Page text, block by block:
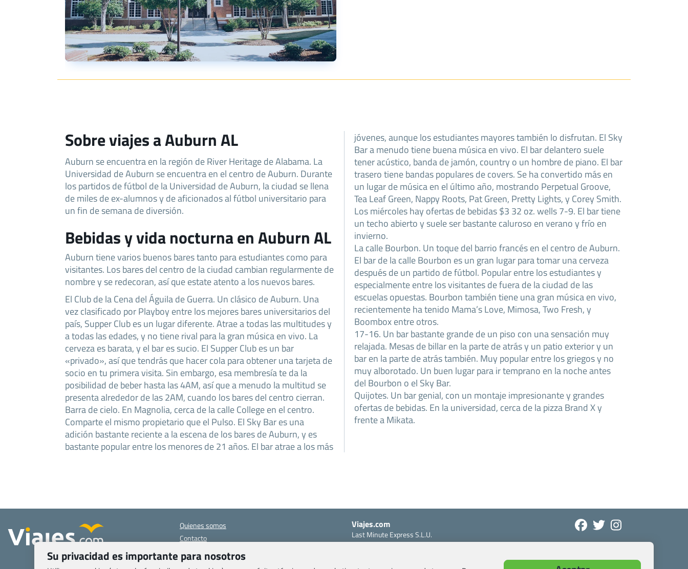
Sobre viajes a Auburn AL
Auburn se encuentra en la región de River Heritage de Alabama. La
Universidad de Auburn se encuentra en el centro de Auburn. Durante
los partidos de fútbol de la Universidad de Auburn, la ciudad se llena
de miles de ex-alumnos y de aficionados al fútbol universitario para
un fin de semana de diversión.
Bebidas y vida nocturna en Auburn AL
Auburn tiene varios buenos bares tanto para estudiantes como para
visitantes. Los bares del centro de la ciudad cambian regularmente de
nombre y se redecoran, así que estate atento a los nuevos bares.
El Club de la Cena del Águila de Guerra. Un clásico de Auburn. Una
vez clasificado por Playboy entre los mejores bares universitarios del
país, Supper Club es un lugar diferente. Atrae a todas las multitudes y
a todas las edades, y no tiene rival para la gran música en vivo. La
cerveza es barata, y el bar es sucio. El Supper Club es un bar
«privado», así que tendrás que hacer cola para obtener una tarjeta de
socio en tu primera visita. Sin embargo, esa membresía te da la
posibilidad de beber hasta las 4AM, así que a menudo la multitud se
presenta alrededor de las 2AM, cuando los bares del centro cierran.
Barra de cielo. En Magnolia, cerca de la calle College en el centro.
Comparte el mismo propietario que el Pulso. El Sky Bar es una
adición bastante reciente a la escena de los bares de Auburn, y es
bastante popular entre los menores de 21 años. El bar atrae a los más
jóvenes, aunque los estudiantes mayores también lo disfrutan. El Sky
Bar a menudo tiene buena música en vivo. El bar delantero suele
tener acústico, banda de jamón, country o un hombre de piano. El bar
trasero tiene bandas populares de covers. Se ha convertido más en
un lugar de música en el último año, mostrando Perpetual Groove,
Tea Leaf Green, Nappy Roots, Pat Green, Pretty Lights, y Corey Smith.
Los miércoles hay ofertas de bebidas $3 32 oz. wells 7-9. El bar tiene
un techo abierto y suele ser bastante caluroso en verano y frío en
invierno.
La calle Bourbon. Un toque del barrio francés en el centro de Auburn.
El bar de la calle Bourbon es un gran lugar para tomar una cerveza
después de un partido de fútbol. Popular entre los estudiantes y
especialmente entre los visitantes de fuera de la ciudad de las
escuelas opuestas. Bourbon también tiene una gran música en vivo,
recientemente ha tenido Mama’s Love, Mimosa, Two Fresh, y
Boombox entre otros.
17-16. Un bar bastante grande de un piso con una sensación muy
relajada. Mesas de billar en la parte de atrás y un patio exterior y un
bar en la parte de atrás también. Muy popular entre los griegos y no
muy alborotado. Un buen lugar para ir temprano en la noche antes
del Bourbon o el Sky Bar.
Quijotes. Un bar genial, con un montaje impresionante y grandes
ofertas de bebidas. En la universidad, cerca de la pizza Brand X y
frente a Mikata.
Quienes somos
Contacto
Pasaporte, Visado, Salud y otras disposiciones
específicas
Viajes.com
Last Minute Express S.L.U.
c/ Drago, CC HLS, Local 13
Su privacidad es importante para nosotros